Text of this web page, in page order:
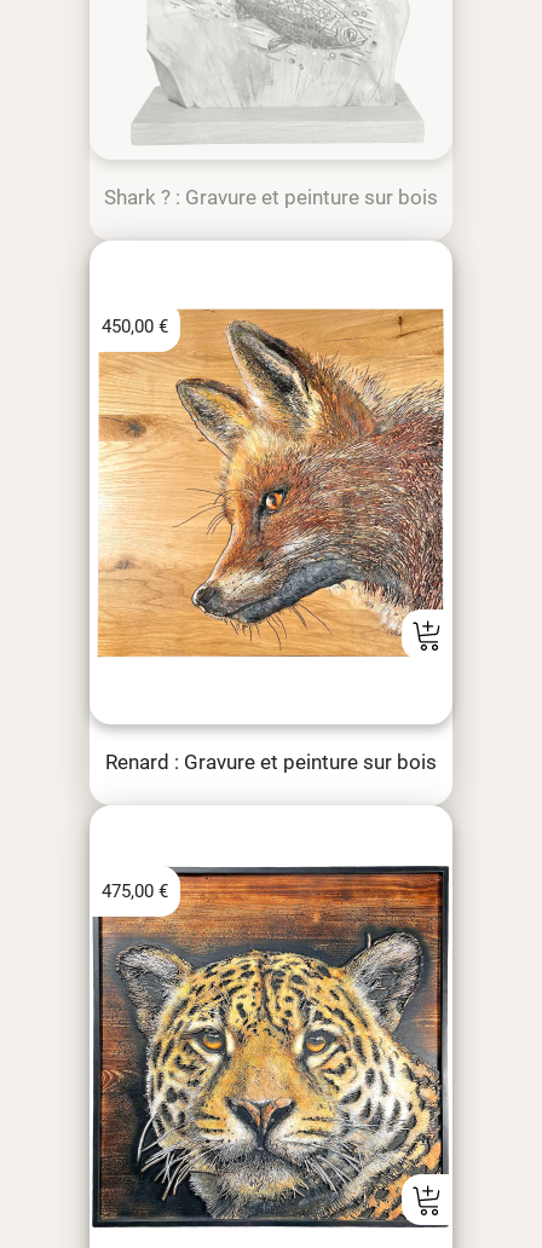
Shark ? : Gravure et peinture sur bois
Renard : Gravure et peinture sur bois
450,00 €
475,00 €